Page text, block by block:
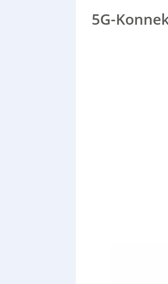
Managementfunktionen;
5G-